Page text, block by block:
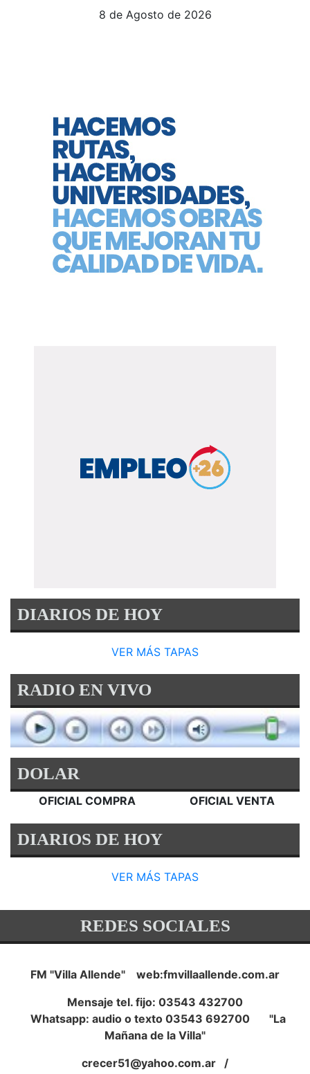
8 de Agosto de 2026
DIARIOS DE HOY
VER MÁS TAPAS
RADIO EN VIVO
DOLAR
OFICIAL COMPRA OFICIAL VENTA
DIARIOS DE HOY
VER MÁS TAPAS
REDES SOCIALES
FM "Villa Allende" web:fmvillaallende.com.ar
Mensaje tel. fijo: 03543 432700
Whatsapp: audio o texto 03543 692700 "La
Mañana de la Villa"
crecer51@yahoo.com.ar /